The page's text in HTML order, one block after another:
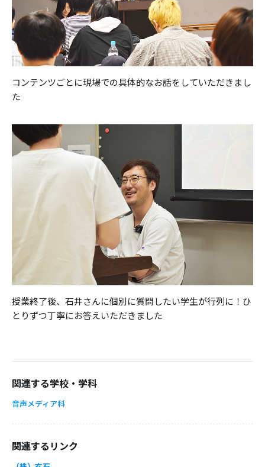
コンテンツごとに現場での具体的なお話をしていただきまし
た
授業終了後、石井さんに個別に質問したい学生が行列に！ひ
とりずつ丁寧にお答えいただきました
関連する学校・学科
音声メディア科
関連するリンク